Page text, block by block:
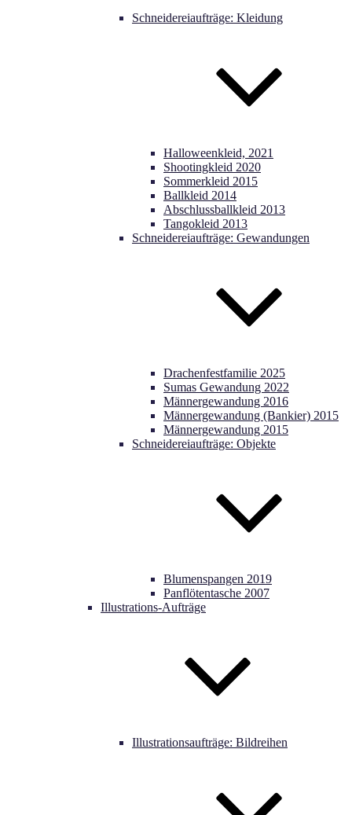
Schneidereiaufträge: Kleidung
Halloweenkleid, 2021
Shootingkleid 2020
Sommerkleid 2015
Ballkleid 2014
Abschlussballkleid 2013
Tangokleid 2013
Schneidereiaufträge: Gewandungen
Drachenfestfamilie 2025
Sumas Gewandung 2022
Männergewandung 2016
Männergewandung (Bankier) 2015
Männergewandung 2015
Schneidereiaufträge: Objekte
Blumenspangen 2019
Panflötentasche 2007
Illustrations-Aufträge
Illustrationsaufträge: Bildreihen